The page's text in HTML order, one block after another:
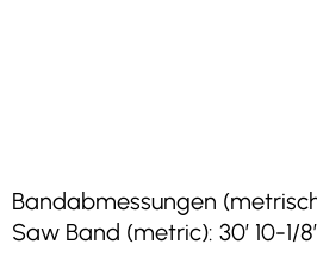
Bandabmessungen
Saw Band (metric): 30′ 10-1/